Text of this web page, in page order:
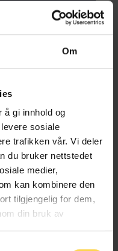
Om
å gi innhold og
sosiale
trafikken vår. Vi deler
du bruker nettstedet
medier,
kan kombinere den
tilgjengelig for dem,
din bruk av